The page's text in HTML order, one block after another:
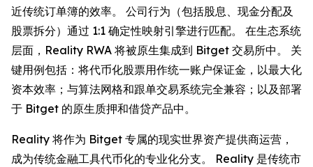
近传统订单簿的效率。 公司行为（包括股息、现金分配及
股票拆分）通过 1:1 确定性映射引擎进行匹配。 在生态系统
层面，Reality RWA 将被原生集成到 Bitget 交易所中。 关
键用例包括：将代币化股票用作统一账户保证金，以最大化
资本效率；与算法网格和跟单交易系统完全兼容；以及部署
于 Bitget 的原生质押和借贷产品中。
Reality 将作为 Bitget 专属的现实世界资产提供商运营，
成为传统金融工具代币化的专业化分支。 Reality 是传统市